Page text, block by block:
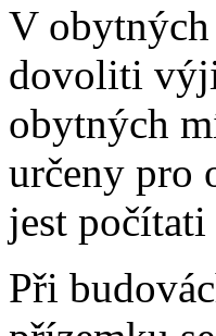
V obytných
dovoliti
obytných
určeny pro
jest počítati
Při